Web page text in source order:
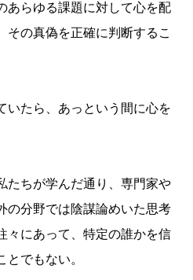
あらゆる課題に対して心を配
その真偽を正確に判断するこ
いたら、あっという間に心を
たちが学んだ通り、専門家や
の分野では陰謀論めいた思考
々にあって、特定の誰かを信
とでもない。